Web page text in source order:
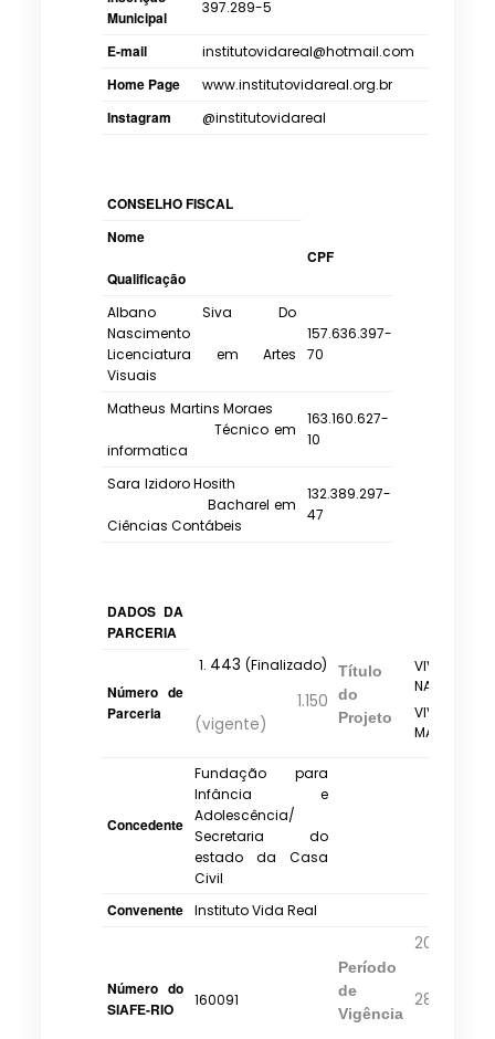
Municipal
397.289-5
E-mail institutovidareal@hotmail.com
Home Page www.institutovidareal.org.br
Instagram @institutovidareal
CONSELHO FISCAL
Nome
Qualificação
CPF
Albano Siva Do
Nascimento
Licenciatura em Artes
Visuais
157.636.397-
70
Matheus Martins Moraes
Técnico em
informatica
163.160.627-
10
Sara Izidoro Hosith
Bacharel em
Ciências Contábeis
132.389.297-
47
DADOS DA
PARCERIA
Número de
Parceria
443 (Finalizado)
1.150
(vigente)
Título
do
Projeto
VIVENDO E
NA MARÉ
VIVER E
MARÉ_1001
Concedente
Fundação para
Infância e
Adolescência/
Secretaria do
estado da Casa
Civil
Convenente Instituto Vida Real
Número do
SIAFE-RIO
160091
Período
de
Vigência
20/05/
28/02/